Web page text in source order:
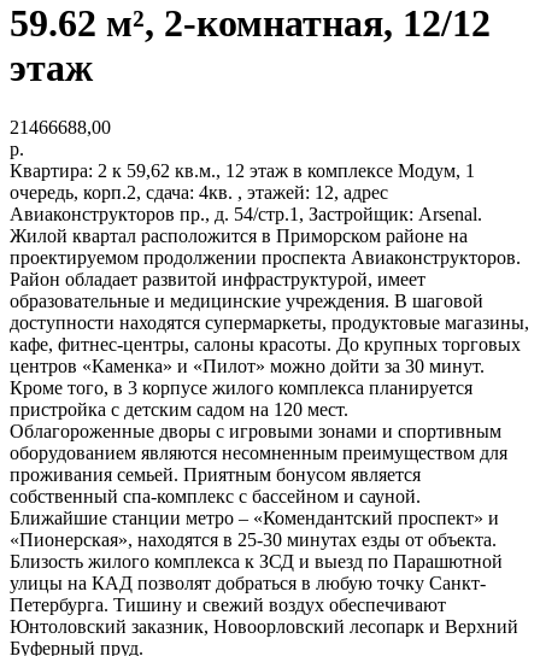
59.62 м², 2-комнатная, 12/12
этаж
21466688,00
р.
Квартира: 2 к 59,62 кв.м., 12 этаж в комплексе Модум, 1
очередь, корп.2, сдача: 4кв. , этажей: 12, адрес
Авиаконструкторов пр., д. 54/стр.1, Застройщик: Arsenal.
Жилой квартал расположится в Приморском районе на
проектируемом продолжении проспекта Авиаконструкторов.
Район обладает развитой инфраструктурой, имеет
образовательные и медицинские учреждения. В шаговой
доступности находятся супермаркеты, продуктовые магазины,
кафе, фитнес-центры, салоны красоты. До крупных торговых
центров «Каменка» и «Пилот» можно дойти за 30 минут.
Кроме того, в 3 корпусе жилого комплекса планируется
пристройка с детским садом на 120 мест.
Облагороженные дворы с игровыми зонами и спортивным
оборудованием являются несомненным преимуществом для
проживания семьей. Приятным бонусом является
собственный спа-комплекс с бассейном и сауной.
Ближайшие станции метро – «Комендантский проспект» и
«Пионерская», находятся в 25-30 минутах езды от объекта.
Близость жилого комплекса к ЗСД и выезд по Парашютной
улицы на КАД позволят добраться в любую точку Санкт-
Петербурга. Тишину и свежий воздух обеспечивают
Юнтоловский заказник, Новоорловский лесопарк и Верхний
Буферный пруд.